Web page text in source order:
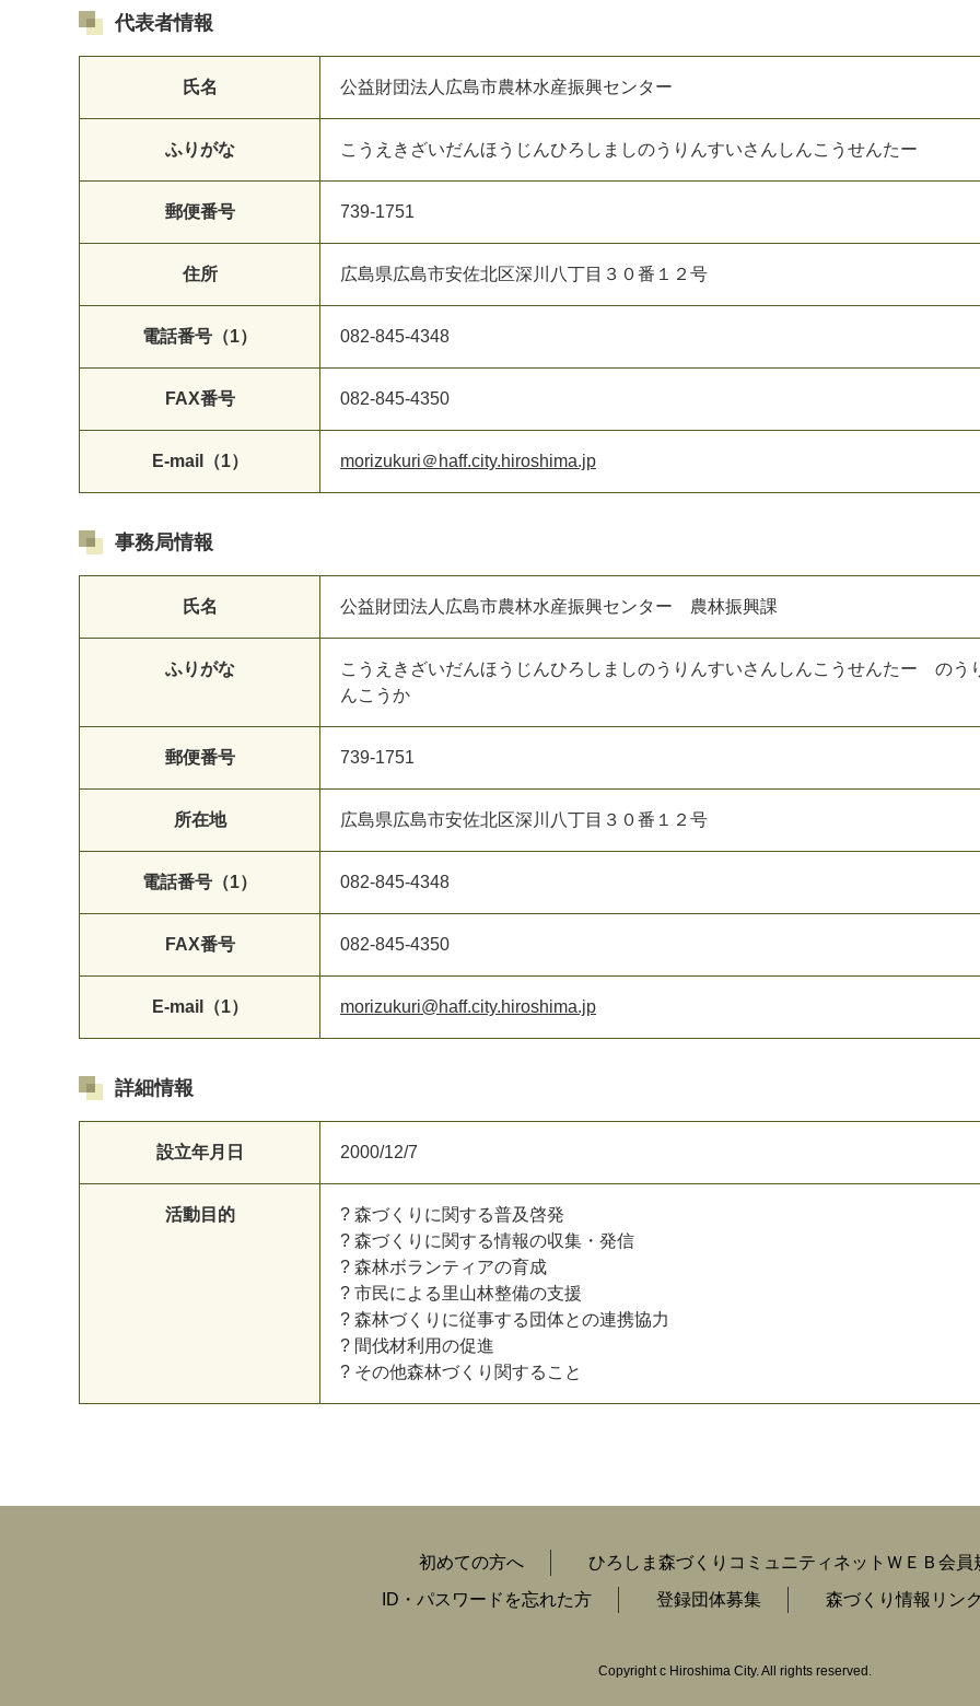
代表者情報
氏名 公益財団法人広島市農林水産振興センター
ふりがな こうえきざいだんほうじんひろしましのうりんすいさんしんこうせんたー
郵便番号 739-1751
住所 広島県広島市安佐北区深川八丁目３０番１２号
電話番号（1） 082-845-4348
FAX番号 082-845-4350
E-mail（1） morizukuri＠haff.city.hiroshima.jp
事務局情報
氏名 公益財団法人広島市農林水産振興センター 農林振興課
ふりがな
こうえきざいだんほうじんひろしましのうりんすいさんしんこうせんたー のう
んこうか
郵便番号 739-1751
所在地 広島県広島市安佐北区深川八丁目３０番１２号
電話番号（1） 082-845-4348
FAX番号 082-845-4350
E-mail（1） morizukuri@haff.city.hiroshima.jp
詳細情報
設立年月日 2000/12/7
活動目的
? 森づくりに関する普及啓発
? 森づくりに関する情報の収集・発信
? 森林ボランティアの育成
? 市民による里山林整備の支援
? 森林づくりに従事する団体との連携協力
? 間伐材利用の促進
? その他森林づくり関すること
初めての方へ
ひろしま森づくりコミュニティネットＷＥＢ会員
ID・パスワードを忘れた方
登録団体募集 森づくり情報リン
Copyright c Hiroshima City. All rights reserved.